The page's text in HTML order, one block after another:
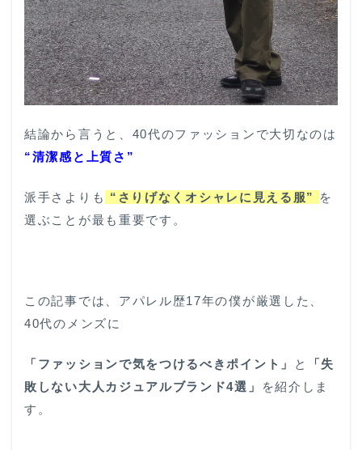
結論から言うと、40代のファッションで大切なのは
“清潔感と上質さ”
派手さよりも “さりげなくオシャレに見える服”
を
選ぶことが最も重要です。
この記事では、アパレル歴17年の僕が厳選した、
40代のメンズに
「ファッションで気をつけるべきポイント」 と
「失
敗しない大人カジュアルブランド4選」
を紹介しま
す。